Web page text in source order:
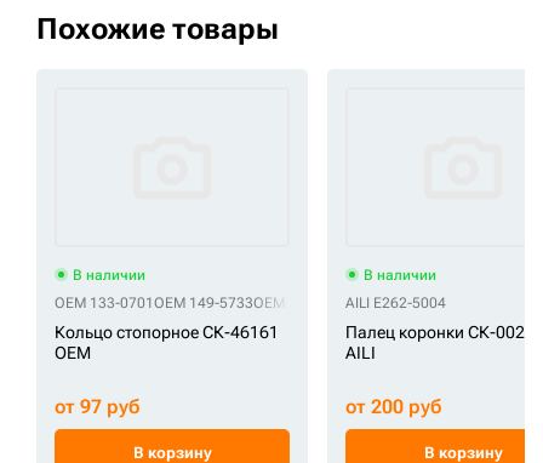
Похожие товары
В наличии
OEM 133-0701 OEM 149-5733OEM 3G-9609 OEM 3G9611OEM 3G-9611
Кольцо стопорное СК-46161
OEM
от 97 руб
В корзину
В наличии
AILI E262-5004
Палец коронки СК-
AILI
от 200 руб
В корзину